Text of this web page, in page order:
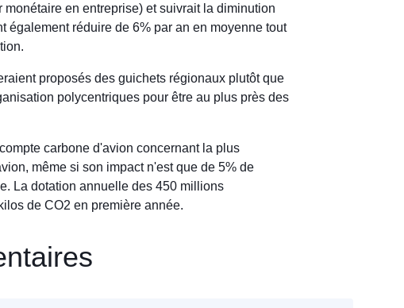
en entreprise) et suivrait la diminution
également réduire de 6% par an en moyenne tout
proposés des guichets régionaux plutôt que
polycentriques pour être au plus près des
carbone d'avion concernant la plus
même si son impact n'est que de 5% de
La dotation annuelle des 450 millions
de CO2 en première année.